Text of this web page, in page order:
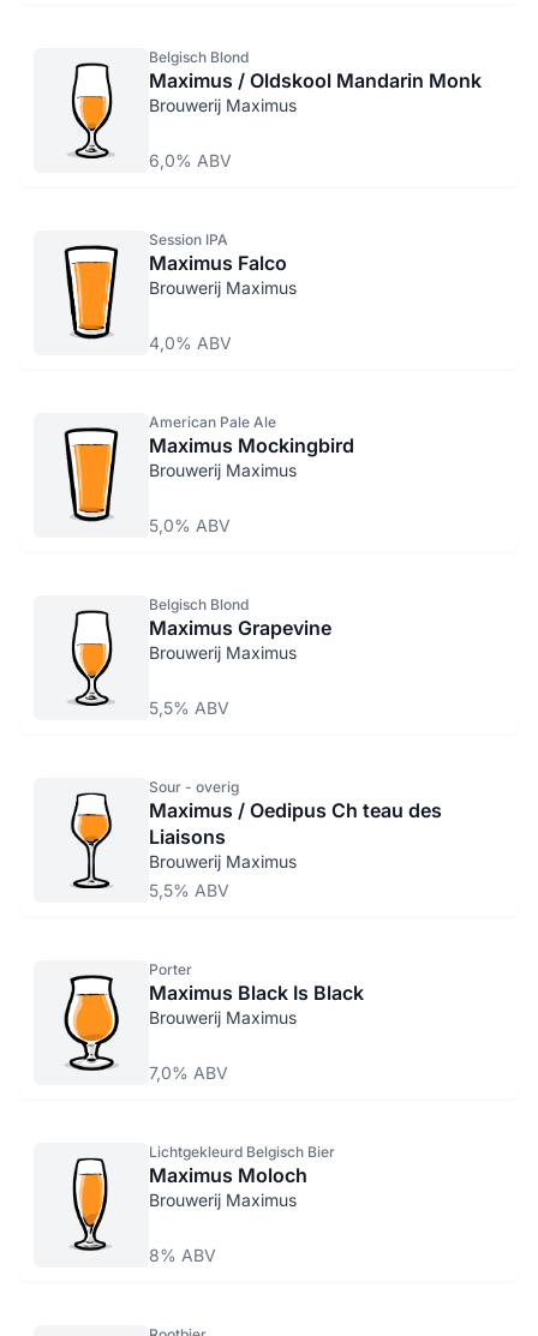
Belgisch Blond
Maximus / Oldskool Mandarin Monk
Brouwerij Maximus
6,0% ABV
Session IPA
Maximus Falco
Brouwerij Maximus
4,0% ABV
American Pale Ale
Maximus Mockingbird
Brouwerij Maximus
5,0% ABV
Belgisch Blond
Maximus Grapevine
Brouwerij Maximus
5,5% ABV
Sour - overig
Maximus / Oedipus Ch teau des
Liaisons
Brouwerij Maximus
5,5% ABV
Porter
Maximus Black Is Black
Brouwerij Maximus
7,0% ABV
Lichtgekleurd Belgisch Bier
Maximus Moloch
Brouwerij Maximus
8% ABV